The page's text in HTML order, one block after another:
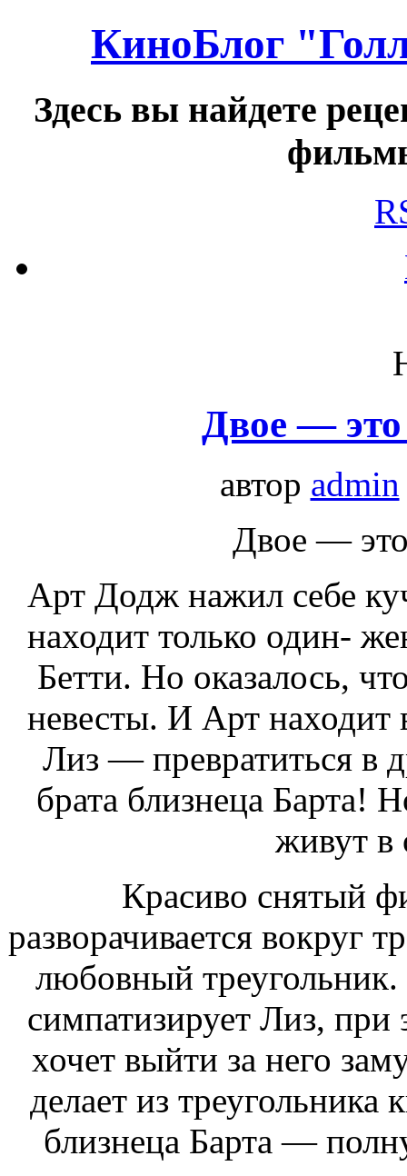
КиноБлог
Здесь вы найдете
Двое —
автор admin
Двое —
Арт Додж нажил себе
находит только один-
Бетти. Но оказалось,
невесты. И Арт находит
Лиз — превратиться в
брата близнеца Барта!
живут
Красиво снятый
разворачивается вокруг
любовный
симпатизирует Лиз, при
хочет выйти за него
делает из треугольника
близнеца Барта —